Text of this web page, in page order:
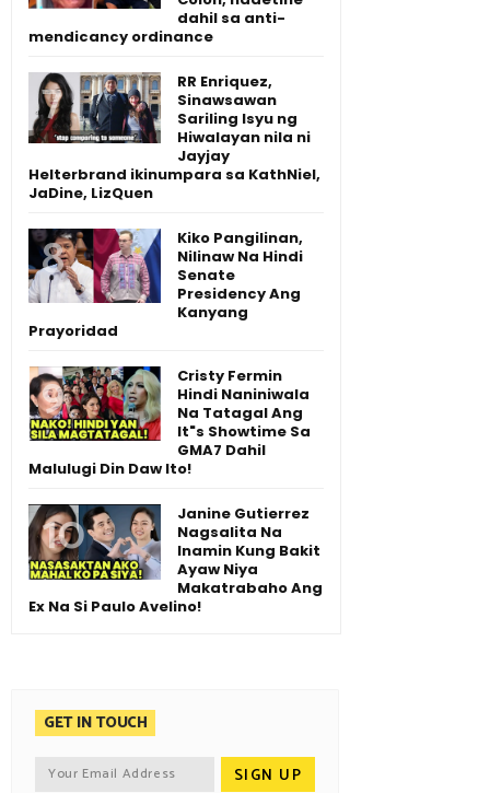
dahil sa anti-
mendicancy ordinance
RR Enriquez,
Sinawsawan
Sariling Isyu ng
Hiwalayan nila ni
Jayjay
Helterbrand ikinumpara sa KathNiel,
JaDine, LizQuen
Kiko Pangilinan,
Nilinaw Na Hindi
Senate
Presidency Ang
Kanyang
Prayoridad
Cristy Fermin
Hindi Naniniwala
Na Tatagal Ang
It"s Showtime Sa
GMA7 Dahil
Malulugi Din Daw Ito!
Janine Gutierrez
Nagsalita Na
Inamin Kung Bakit
Ayaw Niya
Makatrabaho Ang
Ex Na Si Paulo Avelino!
GET IN TOUCH